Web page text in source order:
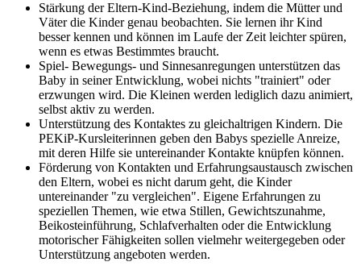
Stärkung der Eltern-Kind-Beziehung, indem die Mütter und
Väter die Kinder genau beobachten. Sie lernen ihr Kind
besser kennen und können im Laufe der Zeit leichter spüren,
wenn es etwas Bestimmtes braucht.
Spiel- Bewegungs- und Sinnesanregungen unterstützen das
Baby in seiner Entwicklung, wobei nichts "trainiert" oder
erzwungen wird. Die Kleinen werden lediglich dazu animiert,
selbst aktiv zu werden.
Unterstützung des Kontaktes zu gleichaltrigen Kindern. Die
PEKiP-Kursleiterinnen geben den Babys spezielle Anreize,
mit deren Hilfe sie untereinander Kontakte knüpfen können.
Förderung von Kontakten und Erfahrungsaustausch zwischen
den Eltern, wobei es nicht darum geht, die Kinder
untereinander "zu vergleichen". Eigene Erfahrungen zu
speziellen Themen, wie etwa Stillen, Gewichtszunahme,
Beikosteinführung, Schlafverhalten oder die Entwicklung
motorischer Fähigkeiten sollen vielmehr weitergegeben oder
Unterstützung angeboten werden.